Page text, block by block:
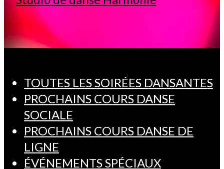
TOUTES LES SOIRÉES DANSANTES
PROCHAINS COURS DANSE
SOCIALE
PROCHAINS COURS DANSE DE
LIGNE
ÉVÉNEMENTS SPÉCIAUX